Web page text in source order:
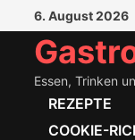
Inhalt
springen
6. August 2026
Essen, Trinken
REZEPTE
COOKIE-